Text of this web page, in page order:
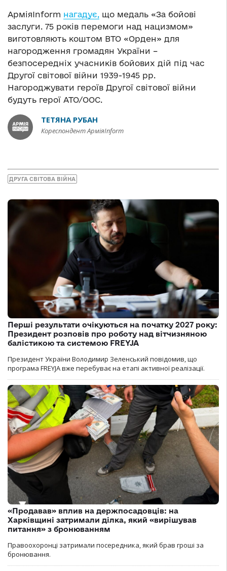
АрміяInform нагадує, що медаль «За бойові
заслуги. 75 років перемоги над нацизмом»
виготовляють коштом ВТО «Орден» для
нагородження громадян України –
безпосередніх учасників бойових дій під час
Другої світової війни 1939-1945 рр.
Нагороджувати героїв Другої світової війни
будуть герої АТО/ООС.
ТЕТЯНА РУБАН
Кореспондент АрміяInform
ДРУГА СВІТОВА ВІЙНА
Перші результати очікуються на початку 2027 року:
Президент розповів про роботу над вітчизняною
балістикою та системою FREYJA
Президент України Володимир Зеленський повідомив, що
програма FREYJA вже перебуває на етапі активної реалізації.
«Продавав» вплив на держпосадовців: на
Харківщині затримали ділка, який «вирішував
питання» з бронюванням
Правоохоронці затримали посередника, який брав гроші за
бронювання.